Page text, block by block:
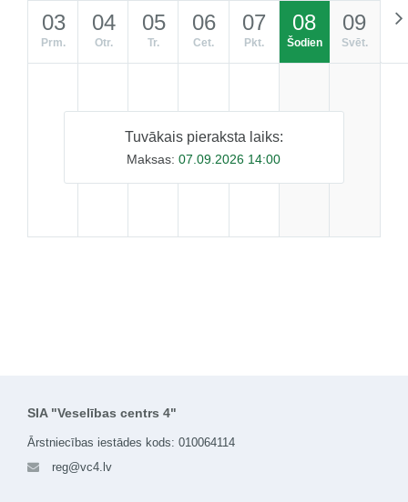
03
Prm.
04
Otr.
05
Tr.
06
Cet.
07
Pkt.
08
Šodien
09
Svēt.
Tuvākais pieraksta laiks:
Maksas:07.09.2026 14:00
SIA "Veselības centrs 4"
Ārstniecības iestādes kods: 010064114
reg@vc4.lv